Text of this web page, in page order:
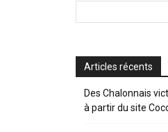
Articles récents
Des Chalonnais
à partir du site